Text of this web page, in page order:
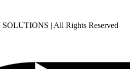
| All Rights Reserved